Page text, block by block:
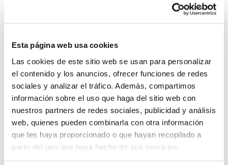
Esta página web usa cookies
Las cookies de este sitio web se usan para personalizar
el contenido y los anuncios, ofrecer funciones de redes
sociales y analizar el tráfico. Además, compartimos
información sobre el uso que haga del sitio web con
nuestros partners de redes sociales, publicidad y análisis
web, quienes pueden combinarla con otra información
que les haya proporcionado o que hayan recopilado a
partir del uso que haya hecho de sus servicios.
Los días 27 y 28 de diciembre se celebrará en el
participarán Cataluña, Aragón y Comunidad Valenciana
para ultimar la preparación de cara al Campeonato de
España, que comienza en Valladolid el próximo 3 de
enero.La Comunidad Valenciana y Aragón abrirán el
Torneo el martes día 27 a las 18´00 h. El miércoles se
enfrentarán a partir de las 10´00 h. Cataluña y
Aragón; y por la tarde, a las 17´30 h., cerrarán el
evento las selecciones de Cataluña y Comunidad
Valenciana.